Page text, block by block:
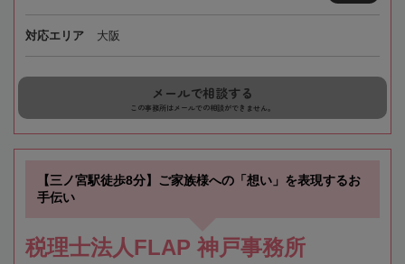
対応エリア 大阪
メールで相談する
この事務所はメールでの相談ができません。
【三ノ宮駅徒歩8分】ご家族様への「想い」を表現するお
手伝い
税理士法人FLAP 神戸事務所